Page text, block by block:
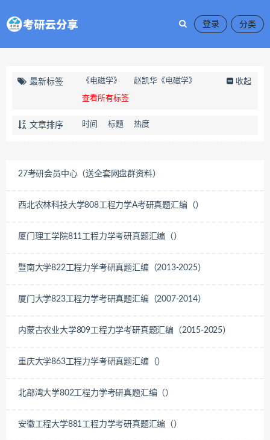
登录
最新标签 《电磁学》 赵凯华《电磁学》
查看所有标签
收起
文章排序 时间 标题 热度
27考研会员中心（送全套网盘群资料）
西北农林科技大学808工程力学A考研真题汇编（）
厦门理工学院811工程力学考研真题汇编（）
暨南大学822工程力学考研真题汇编（2013-2025）
厦门大学823工程力学考研真题汇编（2007-2014）
内蒙古农业大学809工程力学考研真题汇编（2015-2025）
重庆大学863工程力学考研真题汇编（）
北部湾大学802工程力学考研真题汇编（）
安徽工程大学881工程力学考研真题汇编（）